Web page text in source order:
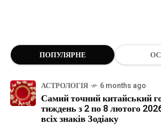
ПОПУЛЯРНЕ
АСТРОЛОГІЯ 6 months ago
Самий точний китайський
тиждень з 2 по 8 лютого
всіх знаків Зодіаку